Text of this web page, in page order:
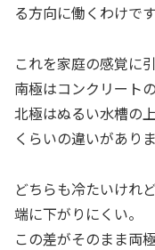
る方向に働くわけです
これを家庭の感覚に
南極はコンクリート
北極はぬるい水槽の
くらいの違いがありま
どちらも冷たいけれ
端に下がりにくい。
この差がそのまま両